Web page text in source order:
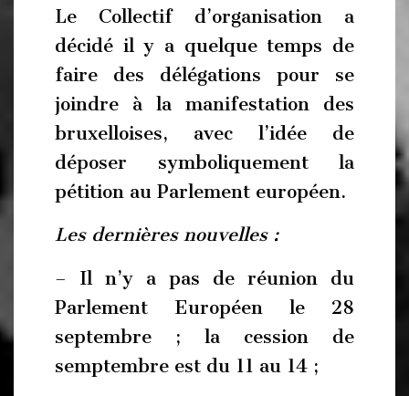
Le Collectif d’organisation a
décidé il y a quelque temps de
faire des délégations pour se
joindre à la manifestation des
bruxelloises, avec l’idée de
déposer symboliquement la
pétition au Parlement européen.
Les dernières nouvelles :
– Il n’y a pas de réunion du
Parlement Européen le 28
septembre ; la cession de
semptembre est du 11 au 14 ;